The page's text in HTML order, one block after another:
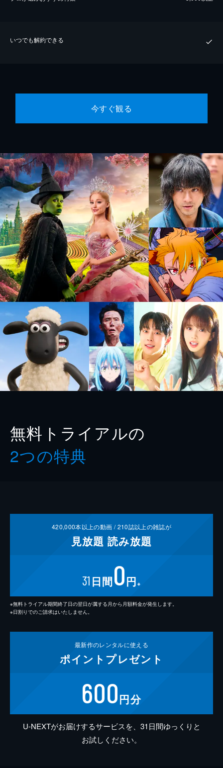
いつでも解約できる
今すぐ観る
無料トライアルの
2つの特典
420,000本以上の動画 /210誌以上の雑誌が
見放題 読み放題
31 日間0円 ※
※無料トライアル期間終了日の翌日が属する月から月額料金が発生します。
※日割りでのご請求はいたしません。
最新作のレンタルに使える
ポイント プレゼント
600円分
U-NEXTがお届けするサービスを、31日間ゆっくりと
お試しください。